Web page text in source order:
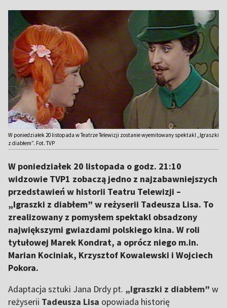
W poniedziałek 20 listopada w Teatrze Telewizji zostanie wyemitowany spektakl „Igraszki
z diabłem”. Fot. TVP
W poniedziałek 20 listopada o godz. 21:10
widzowie TVP1 zobaczą jedno z najzabawniejszych
przedstawień w historii Teatru Telewizji –
„Igraszki z diabłem” w reżyserii Tadeusza Lisa. To
zrealizowany z pomysłem spektakl obsadzony
największymi gwiazdami polskiego kina. W roli
tytułowej Marek Kondrat, a oprócz niego m.in.
Marian Kociniak, Krzysztof Kowalewski i Wojciech
Pokora.
Adaptacja sztuki Jana Drdy pt. „Igraszki z diabłem” w
reżyserii Tadeusza Lisa opowiada historię